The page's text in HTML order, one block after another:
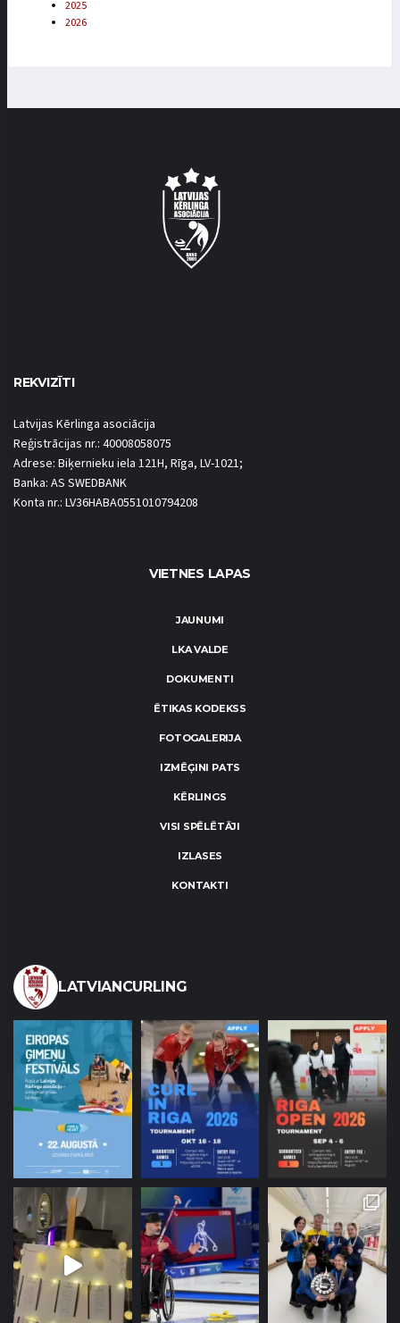
2025
2026
REKVIZĪTI
Latvijas Kērlinga asociācija
Reģistrācijas nr.: 40008058075
Adrese: Biķernieku iela 121H, Rīga, LV-1021;
Banka: AS SWEDBANK
Konta nr.: LV36HABA0551010794208
VIETNES LAPAS
JAUNUMI
LKA VALDE
DOKUMENTI
ĒTIKAS KODEKSS
FOTOGALERIJA
IZMĒĢINI PATS
KĒRLINGS
VISI SPĒLĒTĀJI
IZLASES
KONTAKTI
LATVIANCURLING